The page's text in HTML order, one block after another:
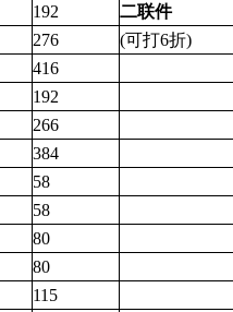
192 二联件
276 (可打6折)
416
192
266
384
58
58
80
80
115